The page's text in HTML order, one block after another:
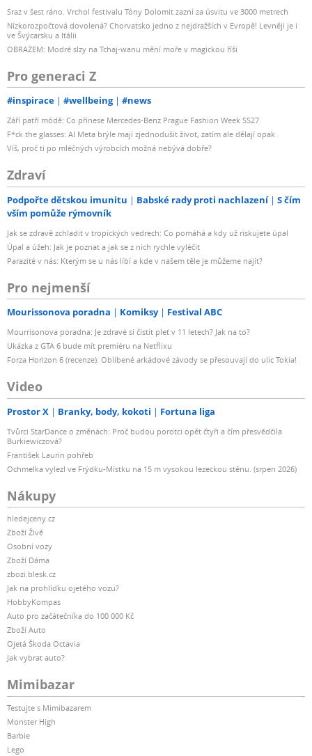
Sraz v šest ráno. Vrchol festivalu Tóny Dolomit zazní za úsvitu ve 3000 metrech
Nízkorozpočtová dovolená? Chorvatsko jedno z nejdražších v Evropě! Levněji je i
ve Švýcarsku a Itálii
OBRAZEM: Modré slzy na Tchaj-wanu mění moře v magickou říši
Pro generaci Z
#inspirace #wellbeing #news
Září patří módě: Co přinese Mercedes-Benz Prague Fashion Week SS27
F*ck the glasses: AI Meta brýle mají zjednodušit život, zatím ale dělají opak
Víš, proč ti po mléčných výrobcích možná nebývá dobře?
Zdraví
Podpořte dětskou imunitu Babské rady proti nachlazení
S čím
vším pomůže rýmovník
Jak se zdravě zchladit v tropických vedrech: Co pomáhá a kdy už riskujete úpal
Úpal a úžeh: Jak je poznat a jak se z nich rychle vyléčit
Parazité v nás: Kterým se u nás líbí a kde v našem těle je můžeme najít?
Pro nejmenší
Mourissonova poradna Komiksy Festival ABC
Mourrisonova poradna: Je zdravé si čistit pleť v 11 letech? Jak na to?
Ukázka z GTA 6 bude mít premiéru na Netflixu
Forza Horizon 6 (recenze): Oblíbené arkádové závody se přesouvají do ulic Tokia!
Video
Prostor X Branky, body, kokoti Fortuna liga
Tvůrci StarDance o změnách: Proč budou porotci opět čtyři a čím přesvědčila
Burkiewiczová?
František Laurin pohřeb
Ochmelka vylezl ve Frýdku-Místku na 15 m vysokou lezeckou stěnu. (srpen 2026)
Nákupy
hledejceny.cz
Zboží Živě
Osobní vozy
Zboží Dáma
zbozi.blesk.cz
Jak na prohlídku ojetého vozu?
HobbyKompas
Auto pro začátečníka do 100 000 Kč
Zboží Auto
Ojetá Škoda Octavia
Jak vybrat auto?
Mimibazar
Testujte s Mimibazarem
Monster High
Barbie
Lego